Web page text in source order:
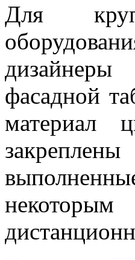
Для
фасадной
материал